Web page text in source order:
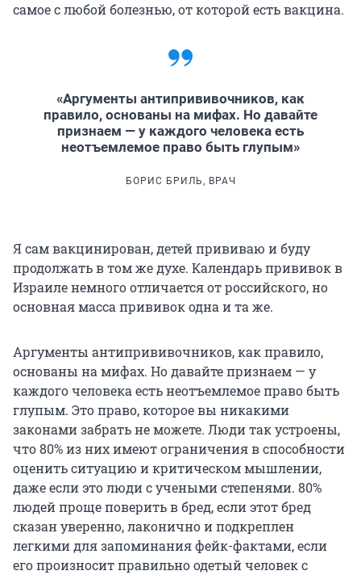
самое с любой болезнью, от которой есть вакцина.
«Аргументы антипрививочников, как
правило, основаны на мифах. Но давайте
признаем — у каждого человека есть
неотъемлемое право быть глупым»
БОРИС БРИЛЬ, ВРАЧ
Я сам вакцинирован, детей прививаю и буду
продолжать в том же духе. Календарь прививок в
Израиле немного отличается от российского, но
основная масса прививок одна и та же.
Аргументы антипрививочников, как правило,
основаны на мифах. Но давайте признаем — у
каждого человека есть неотъемлемое право быть
глупым. Это право, которое вы никакими
законами забрать не можете. Люди так устроены,
что 80% из них имеют ограничения в способности
оценить ситуацию и критическом мышлении,
даже если это люди с учеными степенями. 80%
людей проще поверить в бред, если этот бред
сказан уверенно, лаконично и подкреплен
легкими для запоминания фейк-фактами, если
его произносит правильно одетый человек с